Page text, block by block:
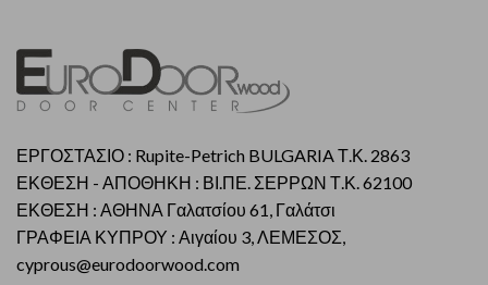
ΕΡΓΟΣΤΑΣΙΟ : Rupite-Petrich BULGARIA Τ.Κ. 2863
ΕΚΘΕΣΗ - ΑΠΟΘΗΚΗ : ΒΙ.ΠΕ. ΣΕΡΡΩΝ Τ.Κ. 62100
ΕΚΘΕΣΗ : ΑΘΗΝΑ Γαλατσίου 61, Γαλάτσι
ΓΡΑΦΕΙΑ ΚΥΠΡΟΥ : Αιγαίου 3, ΛΕΜΕΣΟΣ,
cyprous@eurodoorwood.com